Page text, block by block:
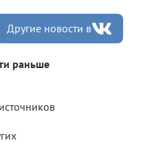
Другие новости в
раньше